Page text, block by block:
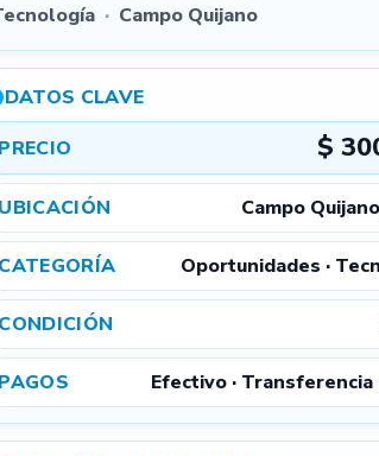
· Campo Quijano
DATOS CLAVE
PRECIO
$
UBICACIÓN Campo
CATEGORÍA Oportunidades ·
CONDICIÓN
PAGOS Efectivo · Transferencia